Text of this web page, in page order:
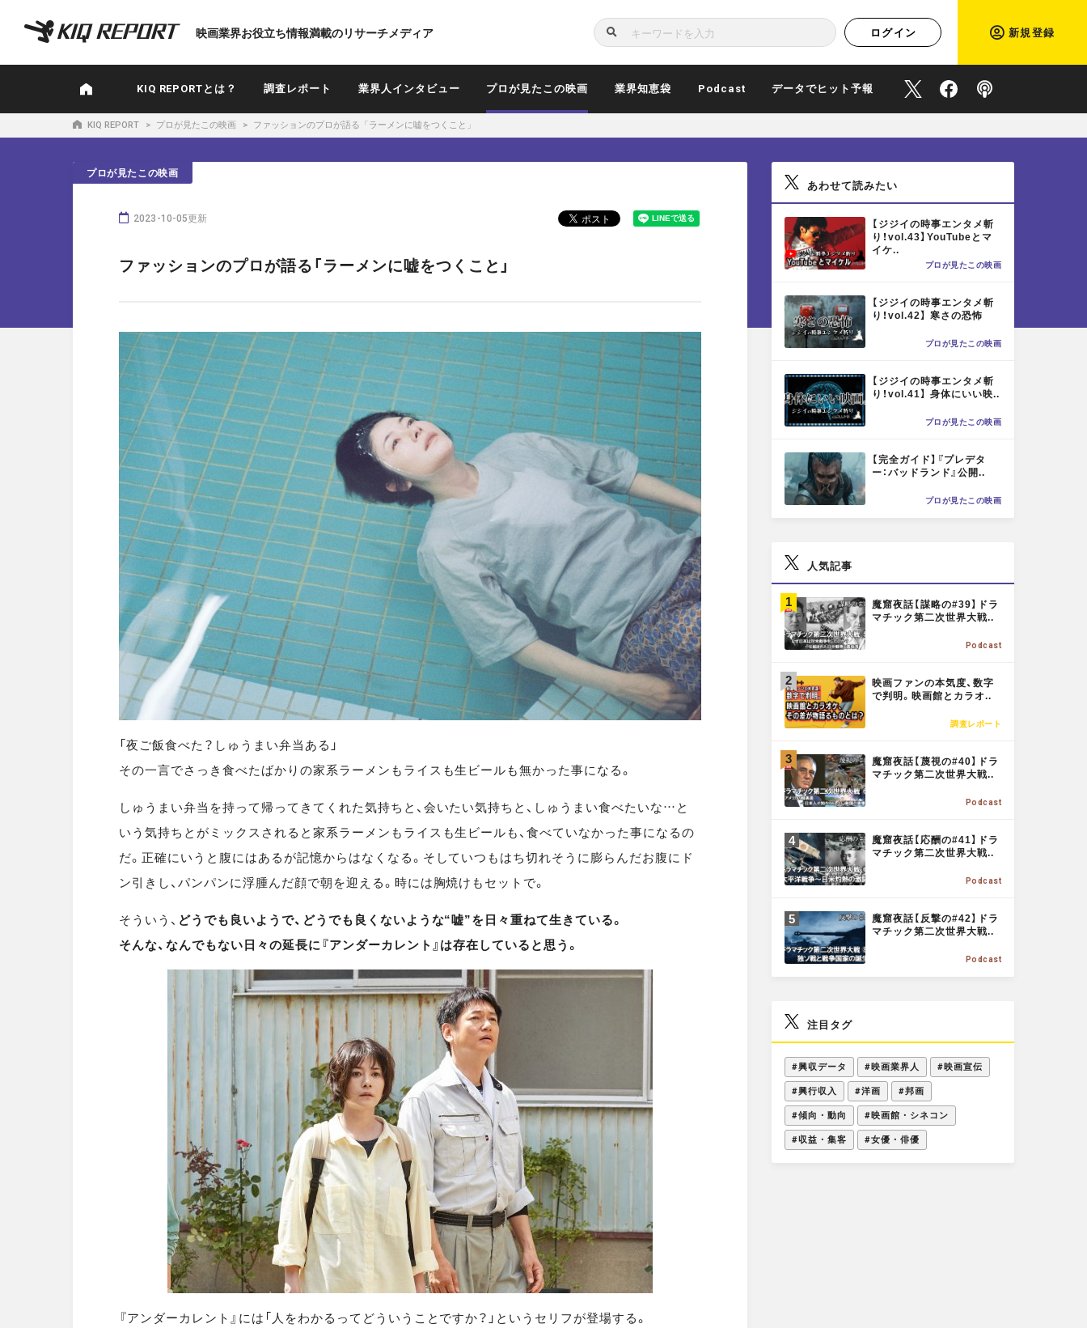
K
Q
O
映画業界お役立ち情報満載のリサーチメディア ログイン 新規登録
KIQ REPORTとは？ 調査レポート 業界人インタビュー プロが見たこの映画 業界知恵袋 Podcast
データでヒット予報
O
a
O
c
i
a
c
b
o
c
s
t
KIQ REPORT プロが見たこの映画 ファッションのプロが語る「ラーメンに嘘をつくこと」
プロが見たこの映画
ファッションのプロが語る「ラーメンに嘘をつくこと」
2023-10-05更新
「夜ご飯食べた？しゅうまい弁当ある」
その一言でさっき食べたばかりの家系ラーメンもライスも生ビールも無かった事になる。
しゅうまい弁当を持って帰ってきてくれた気持ちと、会いたい気持ちと、しゅうまい食べたいな…と
いう気持ちとがミックスされると家系ラーメンもライスも生ビールも、食べていなかった事になるの
だ。正確にいうと腹にはあるが記憶からはなくなる。そしていつもはち切れそうに膨らんだお腹にド
ン引きし、パンパンに浮腫んだ顔で朝を迎える。時には胸焼けもセットで。
そういう、 どうでも良いようで、どうでも良くないような“嘘”を日々重ねて生きている。
そんな、なんでもない日々の延長に『アンダーカレント』は存在していると思う。
『アンダーカレント』には「人をわかるってどういうことですか？」というセリフが登場する。
あわせて読みたい
【ジジイの時事エンタメ斬
り！vol.43】YouTubeとマ
イケ..
プロが見たこの映画
【ジジイの時事エンタメ斬
り！vol.42】 寒さの恐怖
プロが見たこの映画
【ジジイの時事エンタメ斬
り！vol.41】 身体にいい映..
プロが見たこの映画
【完全ガイド】『プレデタ
ー：バッドランド』公開..
プロが見たこの映画
人気記事
魔窟夜話【謀略の#39】ドラ
マチック第二次世界大戦..
Podcast
M
O
映画ファンの本気度、数字
で判明。映画館とカラオ..
調査レポート
M
O
魔窟夜話【蔑視の#40】ドラ
マチック第二次世界大戦..
Podcast
M
O
魔窟夜話【応酬の#41】ドラ
マチック第二次世界大戦..
Podcast
魔窟夜話【反撃の#42】ドラ
マチック第二次世界大戦..
Podcast
注目タグ
#興収データ #映画業界人 #映画宣伝
#興行収入 #洋画 #邦画
#傾向・動向 #映画館・シネコン
#収益・集客 #女優・俳優